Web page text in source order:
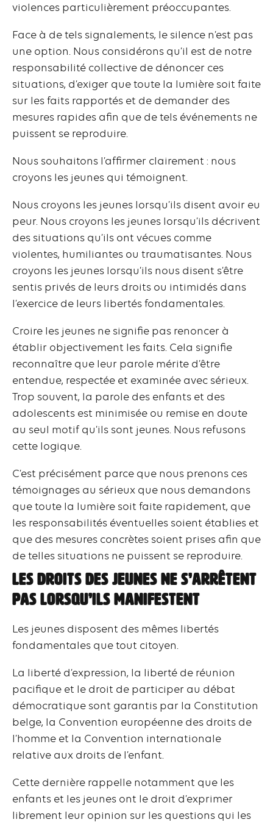
violences particulièrement préoccupantes.
Face à de tels signalements, le silence n’est pas
une option. Nous considérons qu’il est de notre
responsabilité collective de dénoncer ces
situations, d’exiger que toute la lumière soit faite
sur les faits rapportés et de demander des
mesures rapides afin que de tels événements ne
puissent se reproduire.
Nous souhaitons l’affirmer clairement : nous
croyons les jeunes qui témoignent.
Nous croyons les jeunes lorsqu’ils disent avoir eu
peur. Nous croyons les jeunes lorsqu’ils décrivent
des situations qu’ils ont vécues comme
violentes, humiliantes ou traumatisantes. Nous
croyons les jeunes lorsqu’ils nous disent s’être
sentis privés de leurs droits ou intimidés dans
l’exercice de leurs libertés fondamentales.
Croire les jeunes ne signifie pas renoncer à
établir objectivement les faits. Cela signifie
reconnaître que leur parole mérite d’être
entendue, respectée et examinée avec sérieux.
Trop souvent, la parole des enfants et des
adolescents est minimisée ou remise en doute
au seul motif qu’ils sont jeunes. Nous refusons
cette logique.
C’est précisément parce que nous prenons ces
témoignages au sérieux que nous demandons
que toute la lumière soit faite rapidement, que
les responsabilités éventuelles soient établies et
que des mesures concrètes soient prises afin que
de telles situations ne puissent se reproduire.
Les droits des jeunes ne s’arrêtent
pas lorsqu’ils manifestent
Les jeunes disposent des mêmes libertés
fondamentales que tout citoyen.
La liberté d’expression, la liberté de réunion
pacifique et le droit de participer au débat
démocratique sont garantis par la Constitution
belge, la Convention européenne des droits de
l’homme et la Convention internationale
relative aux droits de l’enfant.
Cette dernière rappelle notamment que les
enfants et les jeunes ont le droit d’exprimer
librement leur opinion sur les questions qui les